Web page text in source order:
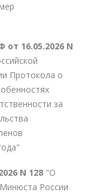
16.05.2026 N
Протокола о
за
N 128 "О
России